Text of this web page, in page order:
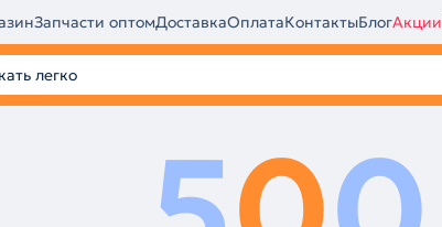
Запчасти оптомДоставкаОплатаКонтактыБлогАкции